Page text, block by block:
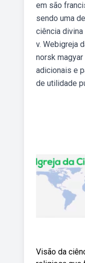
em são
sendo uma
ciência
v. Webigreja
norsk
adicionais e
de utilidade
Visão da